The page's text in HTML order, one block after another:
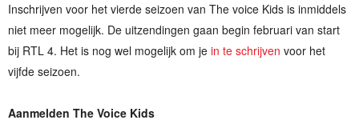
Inschrijven voor het vierde seizoen van The voice Kids is inmiddels
niet meer mogelijk. De uitzendingen gaan begin februari van start
bij RTL 4. Het is nog wel mogelijk om je in te schrijven voor het
vijfde seizoen.
Aanmelden The Voice Kids